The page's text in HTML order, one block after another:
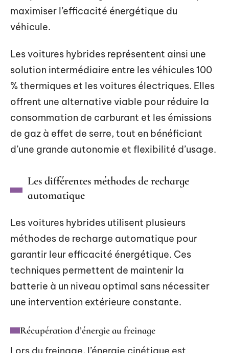
maximiser l’efficacité énergétique du
véhicule.
Les voitures hybrides représentent ainsi une
solution intermédiaire entre les véhicules 100
% thermiques et les voitures électriques. Elles
offrent une alternative viable pour réduire la
consommation de carburant et les émissions
de gaz à effet de serre, tout en bénéficiant
d’une grande autonomie et flexibilité d’usage.
Les différentes méthodes de recharge
automatique
Les voitures hybrides utilisent plusieurs
méthodes de recharge automatique pour
garantir leur efficacité énergétique. Ces
techniques permettent de maintenir la
batterie à un niveau optimal sans nécessiter
une intervention extérieure constante.
Récupération d’énergie au freinage